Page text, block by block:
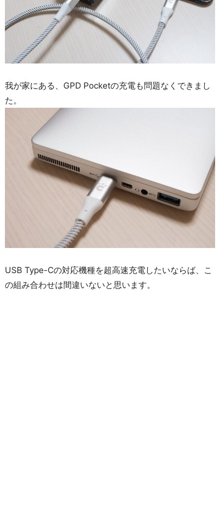
我が家にある、GPD Pocketの充電も問題なくできまし
た。
USB Type-Cの対応機種を超高速充電したいならば、こ
の組み合わせは間違いないと思います。